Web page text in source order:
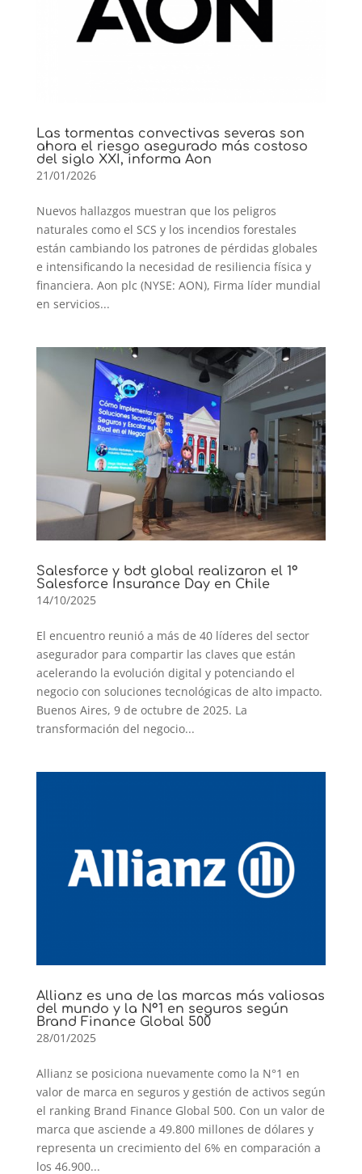
Las tormentas convectivas severas son
ahora el riesgo asegurado más costoso
del siglo XXI, informa Aon
21/01/2026
Nuevos hallazgos muestran que los peligros
naturales como el SCS y los incendios forestales
están cambiando los patrones de pérdidas globales
e intensificando la necesidad de resiliencia física y
financiera. Aon plc (NYSE: AON), Firma líder mundial
en servicios...
Salesforce y bdt global realizaron el 1°
Salesforce Insurance Day en Chile
14/10/2025
El encuentro reunió a más de 40 líderes del sector
asegurador para compartir las claves que están
acelerando la evolución digital y potenciando el
negocio con soluciones tecnológicas de alto impacto.
Buenos Aires, 9 de octubre de 2025. La
transformación del negocio...
Allianz es una de las marcas más valiosas
del mundo y la N°1 en seguros según
Brand Finance Global 500
28/01/2025
Allianz se posiciona nuevamente como la N°1 en
valor de marca en seguros y gestión de activos según
el ranking Brand Finance Global 500. Con un valor de
marca que asciende a 49.800 millones de dólares y
representa un crecimiento del 6% en comparación a
los 46.900...